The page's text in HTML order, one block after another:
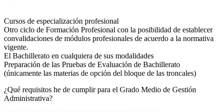
Cursos de especialización profesional
Otro ciclo de Formación Profesional con la posibilidad de establecer
convalidaciones de módulos profesionales de acuerdo a la normativa
vigente.
El Bachillerato en cualquiera de sus modalidades
Preparación de las Pruebas de Evaluación de Bachillerato
(únicamente las materias de opción del bloque de las troncales)
¿Qué requisitos he de cumplir para el Grado Medio de Gestión
Administrativa?